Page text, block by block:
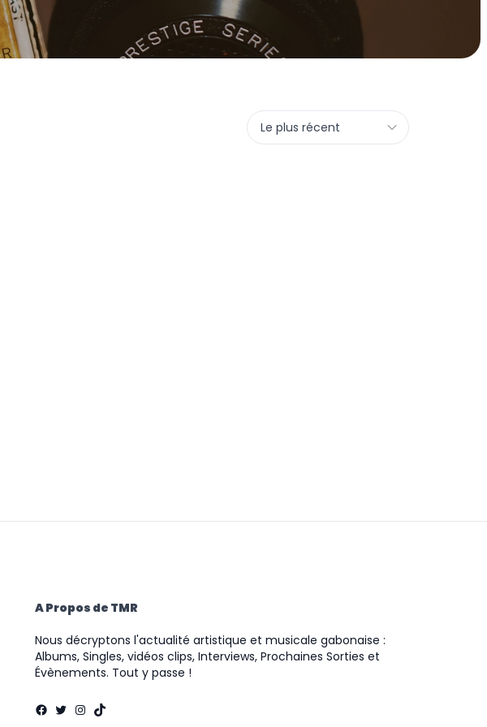
Le plus récent
A Propos de TMR
Nous décryptons l'actualité artistique et musicale gabonaise :
Albums, Singles, vidéos clips, Interviews, Prochaines Sorties et
Évènements. Tout y passe !
Facebook
Twitter
Instagram
TikTok